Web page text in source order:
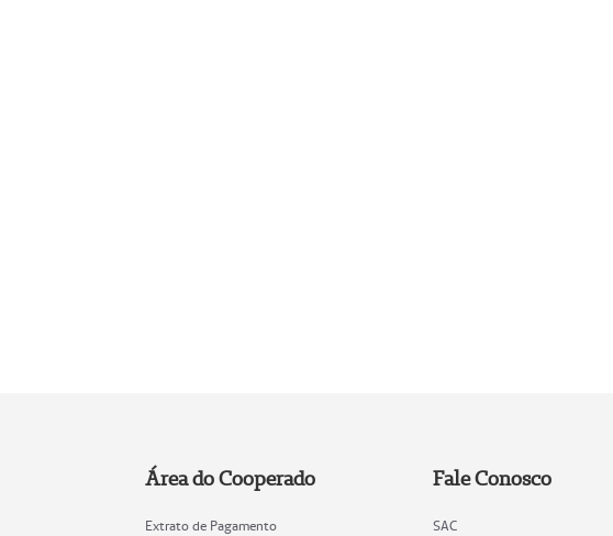
Área do Cooperado
Extrato de Pagamento
Fale Conosco
SAC